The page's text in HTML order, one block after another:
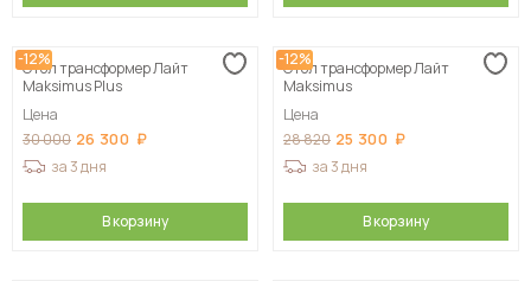
-12%
Стол трансформер Лайт
Maksimus Plus
Цена
30 000 26 300
за 3 дня
В корзину
-12%
Стол трансформер Лайт
Maksimus
Цена
28 820 25 300
за 3 дня
В корзину